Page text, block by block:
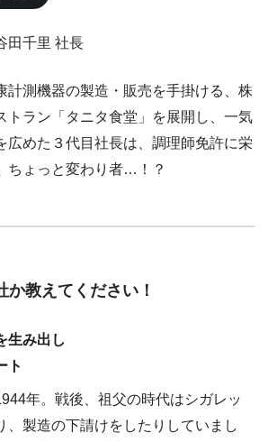
千里 社長
計測機器の製造・販売を手掛ける、株
トラン「タニタ食堂」を展開し、一気
広めた３代目社長は、調理師免許に栄
ちょっと変わり者…！？
か教えてください！
生み出し
ト
年。戦後、祖父の時代はシガレッ
、製造の下請けをしたりしていまし